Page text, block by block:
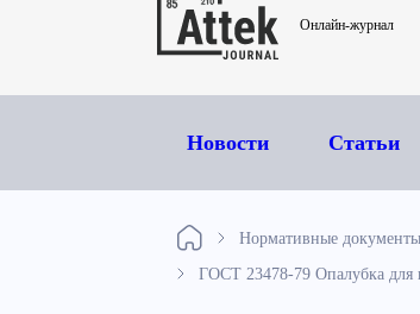
Онлайн-журнал
Новости Статьи
Нормативные документы
ГОСТ 23478-79 Опалубка для